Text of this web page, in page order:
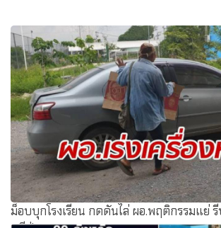
ม็อบบุกโรงเรียน กดดันไล่ ผอ.พฤติกรรมแย่